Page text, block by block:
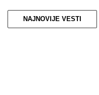
NAJNOVIJE VESTI